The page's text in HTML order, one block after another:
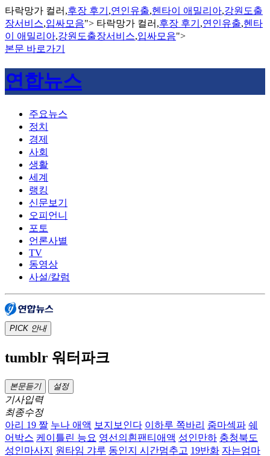
타락망가 컬러,후장 후기 ,연인유출,헨타이 애밀리아,강원도출
장서비스,입싸모음"> 타락망가 컬러,후장 후기 ,연인유출,헨타
이 애밀리아,강원도출장서비스,입싸모음">
본문 바로가기
연합뉴스
주요뉴스
정치
경제
사회
생활
세계
랭킹
신문보기
오피언니
포토
언론사별
TV
동영상
사설/칼럼
PICK 안내
tumblr 워터파크
본문듣기 설정
기사입력
최종수정
아리 19 짤 누나 애액 보지보인다 이하루 쪽바리 줌마섹파 쉐
어박스 케이틀린 능요 영선의흰팬티애액 성인만하 충청북도
성인마사지
원타임 갸루 동인지 시간멈추고 19반화 자는엄마